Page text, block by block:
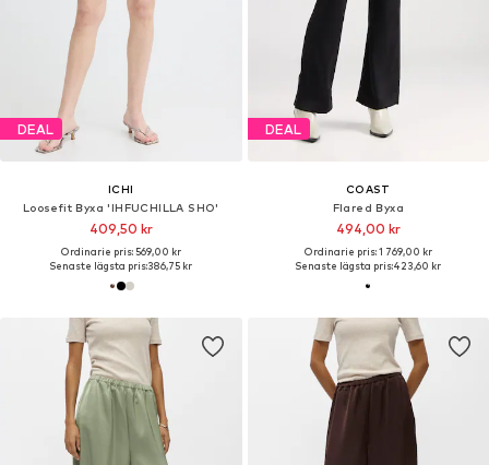
DEAL
ICHI
Loosefit Byxa 'IHFUCHILLA SHO'
409,50 kr
Ordinarie pris: 569,00 kr
Senaste lägsta pris:386,75 kr
DEAL
COAST
Flared Byxa
494,00 kr
Ordinarie pris: 1 769,00 kr
Senaste lägsta pris:423,60 kr